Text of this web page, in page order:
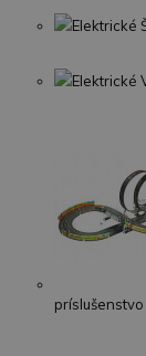
Elektrické
Elektrické
príslušenstvo